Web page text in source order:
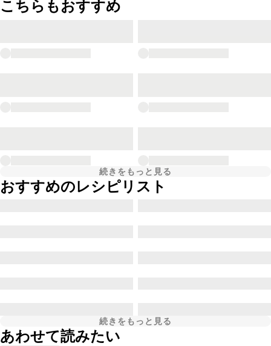
こちらもおすすめ
続きをもっと見る
おすすめのレシピリスト
続きをもっと見る
あわせて読みたい